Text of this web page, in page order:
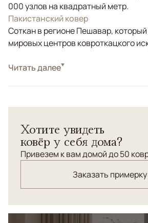
000 узлов на квадратный метр.
Пакистанский ковер
Соткан в регионе Пешавар,
мировых центров ковроткацкого
СтильКлассические
Читать далее
Хотите увидеть
ковёр у себя дома?
Привезем к вам домой до 50
Заказать